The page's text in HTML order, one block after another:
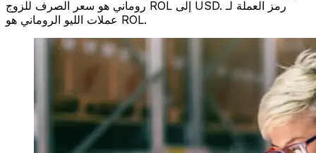
روماني هو سعر الصرف للزوج ROL إلى USD. رمز العملة لـ
عملات الليو الروماني هو ROL.